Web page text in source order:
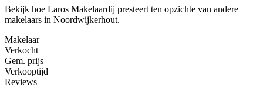
Bekijk hoe Laros Makelaardij presteert ten opzichte van andere
makelaars in Noordwijkerhout.
Makelaar
Verkocht
Gem. prijs
Verkooptijd
Reviews